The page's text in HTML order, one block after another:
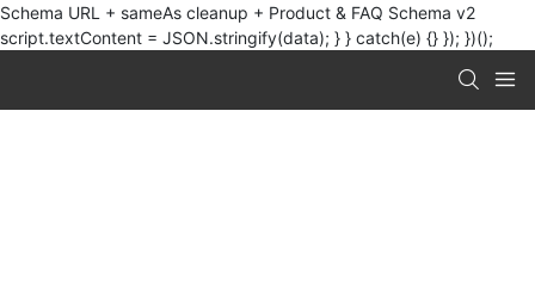
Schema URL + sameAs cleanup + Product & FAQ Schema v2
script.textContent = JSON.stringify(data); } } catch(e) {} }); })();